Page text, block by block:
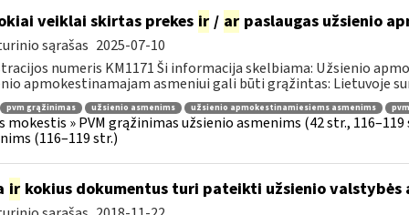
veiklai skirtas prekes ir/ arpaslaugas užsienio
sąrašas 2025-07-10
numeris KM1171 Ši informacija skelbiama: Užsienio
apmokestinamajam asmeniui gali būti grąžintas: Lietuvoje
pvm grąžinimas užsienio asmenims užsienio apmokestinamiesiems asmenims
mokestis » PVM grąžinimas užsienio asmenims (42 str.,
(116–119 str.)
irkokius dokumentus turi pateikti užsienio valstybės